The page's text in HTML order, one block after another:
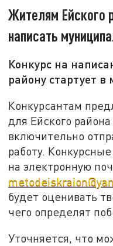
Жителям Ейского
написать
Конкурс на
району стартует
Конкурсантам
для Ейского
включительно
работу.
на электронную
будет оценивать
чего определят
Уточняется, что